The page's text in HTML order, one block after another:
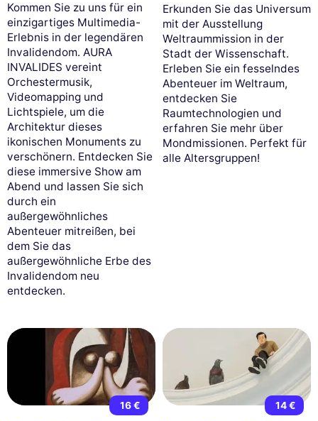
Kommen Sie zu uns für ein
einzigartiges Multimedia-
Erlebnis in der legendären
Invalidendom. AURA
INVALIDES vereint
Orchestermusik,
Videomapping und
Lichtspiele, um die
Architektur dieses
ikonischen Monuments zu
verschönern. Entdecken Sie
diese immersive Show am
Abend und lassen Sie sich
durch ein
außergewöhnliches
Abenteuer mitreißen, bei
dem Sie das
außergewöhnliche Erbe des
Invalidendom neu
entdecken.
Erkunden Sie das Universum
mit der Ausstellung
Weltraummission in der
Stadt der Wissenschaft.
Erleben Sie ein fesselndes
Abenteuer im Weltraum,
entdecken Sie
Raumtechnologien und
erfahren Sie mehr über
Mondmissionen. Perfekt für
alle Altersgruppen!
16 € 14 €